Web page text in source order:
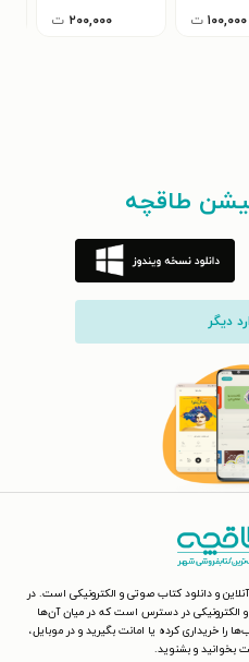
۱۰۰,۰۰۰ ت ۲۰۰,۰۰۰ ت
طاقچه
دیگر
و دانلود کتاب صوتی و الکترونیکی است. در
الکترونیکی در دسترس است که در میان آن‌ها
را خریداری کرده یا امانت بگیرید و در موبایل،
بخوانید و بشنوید.